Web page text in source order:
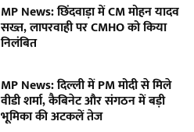
MP News: छिंदवाड़ा में CM मोहन यादव
सख्त, लापरवाही पर CMHO को किया
निलंबित
MP News: दिल्ली में PM मोदी से मिले
वीडी शर्मा, कैबिनेट और संगठन में बड़ी
भूमिका की अटकलें तेज